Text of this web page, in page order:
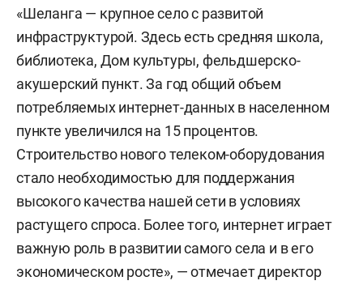
«Шеланга — крупное село с развитой
инфраструктурой. Здесь есть средняя школа,
библиотека, Дом культуры, фельдшерско-
акушерский пункт. За год общий объем
потребляемых интернет-данных в населенном
пункте увеличился на 15 процентов.
Строительство нового телеком-оборудования
стало необходимостью для поддержания
высокого качества нашей сети в условиях
растущего спроса. Более того, интернет играет
важную роль в развитии самого села и в его
экономическом росте», — отмечает директор